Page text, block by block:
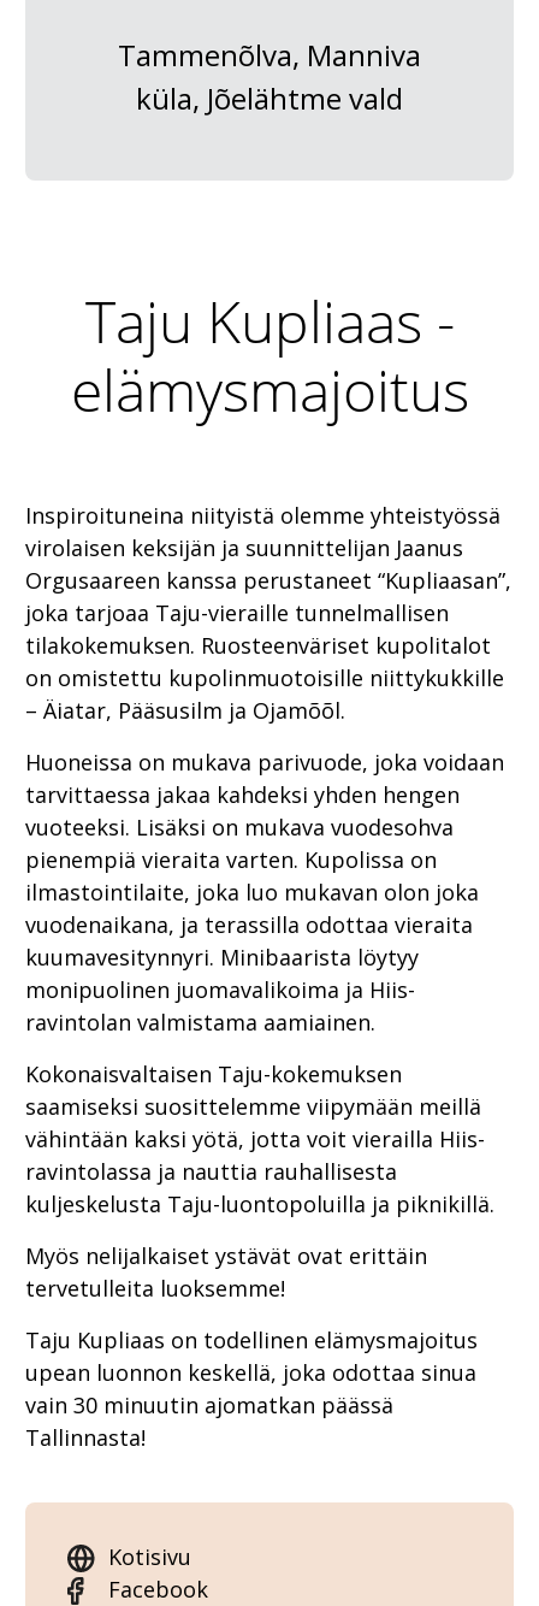
Tammenõlva, Manniva
küla, Jõelähtme vald
Taju Kupliaas -
elämysmajoitus
Inspiroituneina niityistä olemme yhteistyössä
virolaisen keksijän ja suunnittelijan Jaanus
Orgusaareen kanssa perustaneet “Kupliaasan”,
joka tarjoaa Taju-vieraille tunnelmallisen
tilakokemuksen. Ruosteenväriset kupolitalot
on omistettu kupolinmuotoisille niittykukkille
– Äiatar, Pääsusilm ja Ojamõõl.
Huoneissa on mukava parivuode, joka voidaan
tarvittaessa jakaa kahdeksi yhden hengen
vuoteeksi. Lisäksi on mukava vuodesohva
pienempiä vieraita varten. Kupolissa on
ilmastointilaite, joka luo mukavan olon joka
vuodenaikana, ja terassilla odottaa vieraita
kuumavesitynnyri. Minibaarista löytyy
monipuolinen juomavalikoima ja Hiis-
ravintolan valmistama aamiainen.
Kokonaisvaltaisen Taju-kokemuksen
saamiseksi suosittelemme viipymään meillä
vähintään kaksi yötä, jotta voit vierailla Hiis-
ravintolassa ja nauttia rauhallisesta
kuljeskelusta Taju-luontopoluilla ja piknikillä.
Myös nelijalkaiset ystävät ovat erittäin
tervetulleita luoksemme!
Taju Kupliaas on todellinen elämysmajoitus
upean luonnon keskellä, joka odottaa sinua
vain 30 minuutin ajomatkan päässä
Tallinnasta!
Kotisivu
Facebook